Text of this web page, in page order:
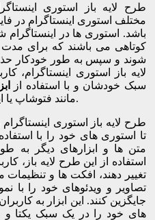
طرح لایه باز استوری
مختلف استوری اینستاگرام در
باشد. استوری ها در اینستاگرام
کوتاهی می باشند که برای
شوند و سپس به طور خودکار
لایه باز استوری اینستاگرام،
سبک خودشان و با استفاده از
مانند فتوشاپ یا ایندیزاین ویرایش و سفارشی کنند.
طرح لایه باز استوری
تا استوری های خود را با
متن ها و ابزارهای دیگر به
استفاده از این طرح لایه باز،
تغییر دهند، افکت ها و تنظیمات
تصاویر و ویدئوهای خود را با
جایگزین کنند. این ابزار به
های خود را در یک سبک یکتا و